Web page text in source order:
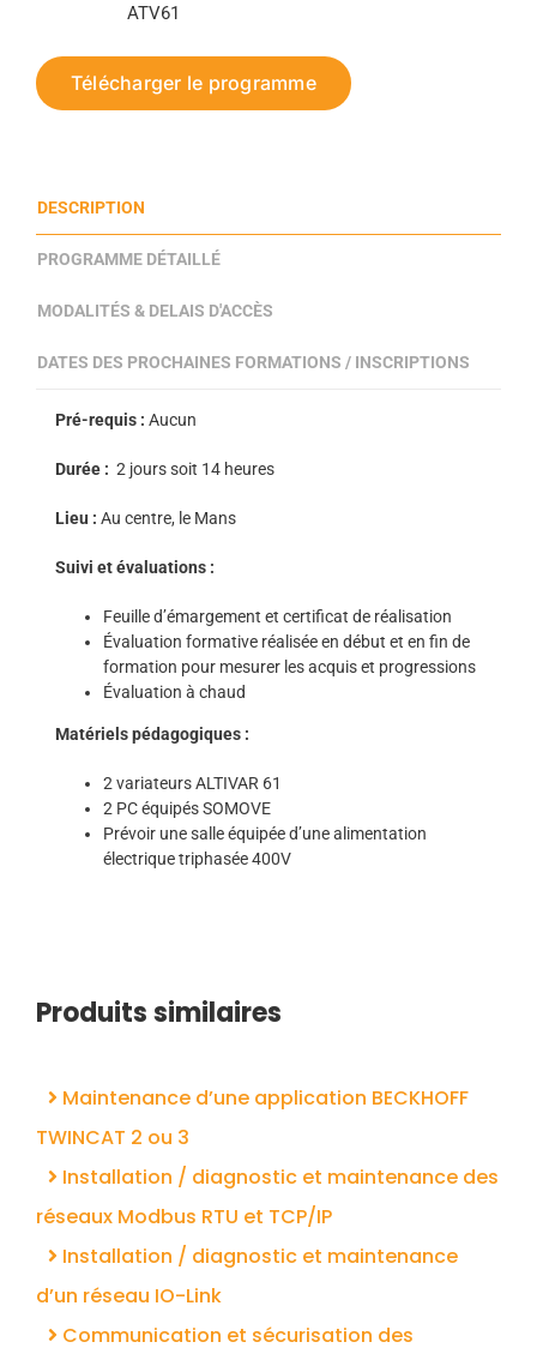
ATV61
Télécharger le programme
DESCRIPTION
PROGRAMME DÉTAILLÉ
MODALITÉS & DELAIS D'ACCÈS
DATES DES PROCHAINES FORMATIONS / INSCRIPTIONS
Pré-requis : Aucun
Durée : 2jours soit 14 heures
Lieu : Au centre, le Mans
Suivi et évaluations :
Feuille d’émargement et certificat de réalisation
Évaluation formative réalisée en début et en fin de
formation pour mesurer les acquis et progressions
Évaluation à chaud
Matériels pédagogiques :
2 variateurs ALTIVAR 61
2 PC équipés SOMOVE
Prévoir une salle équipée d’une alimentation
électrique triphasée 400V
Produits similaires
Maintenance d’une application BECKHOFF
TWINCAT 2 ou 3
Installation / diagnostic et maintenance des
réseaux Modbus RTU et TCP/IP
Installation / diagnostic et maintenance
d’un réseau IO-Link
Communication et sécurisation des